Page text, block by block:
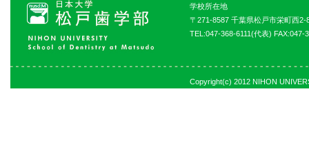
学校所在地
〒271-8587 千葉県松戸市栄町西2-
TEL:047-368-6111(代表) FAX:047-
Copyright(c) 2012 NIHON